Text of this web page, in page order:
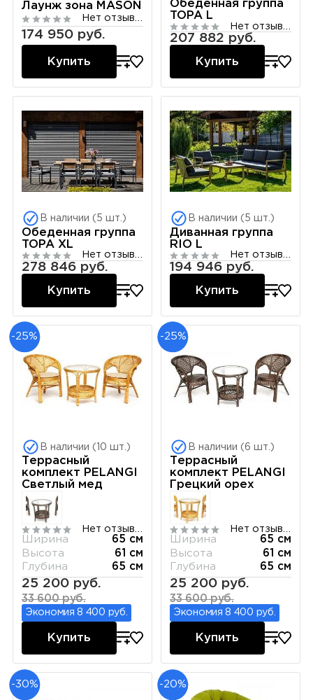
Лаунж зона MASON
174 950 руб.
Купить
Обеденная группа
TOPA L
207 882 руб.
Купить
В наличии (5 шт.)
Обеденная группа
TOPA XL
278 846 руб.
Купить
В наличии (5 шт.)
Диванная группа
RIO L
194 946 руб.
Купить
-25%
В наличии (10 шт.)
Террасный
комплект PELANGI
Светлый мед
Ширина
65 см
Высота
61 см
Глубина
65 см
25 200 руб.
33 600 руб.
Экономия 8 400 руб.
Купить
-25%
В наличии (6 шт.)
Террасный
комплект PELANGI
Грецкий орех
Ширина
65 см
Высота
61 см
Глубина
65 см
25 200 руб.
33 600 руб.
Экономия 8 400 руб.
Купить
-30% -20%